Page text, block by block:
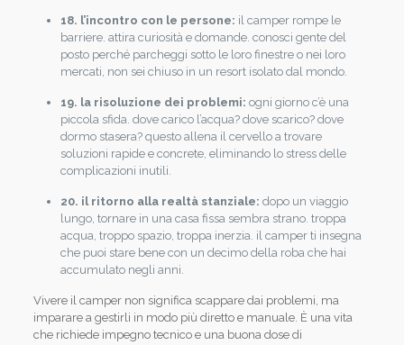
18. l’incontro con le persone: il camper rompe le
barriere. attira curiosità e domande. conosci gente del
posto perché parcheggi sotto le loro finestre o nei loro
mercati, non sei chiuso in un resort isolato dal mondo.
19. la risoluzione dei problemi: ogni giorno c’è una
piccola sfida. dove carico l’acqua? dove scarico? dove
dormo stasera? questo allena il cervello a trovare
soluzioni rapide e concrete, eliminando lo stress delle
complicazioni inutili.
20. il ritorno alla realtà stanziale: dopo un viaggio
lungo, tornare in una casa fissa sembra strano. troppa
acqua, troppo spazio, troppa inerzia. il camper ti insegna
che puoi stare bene con un decimo della roba che hai
accumulato negli anni.
Vivere il camper non significa scappare dai problemi, ma
imparare a gestirli in modo più diretto e manuale. È una vita
che richiede impegno tecnico e una buona dose di